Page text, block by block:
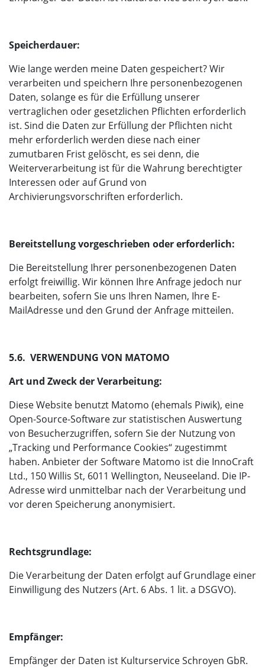
Speicherdauer:
Wie lange werden meine Daten gespeichert? Wir
verarbeiten und speichern Ihre personenbezogenen
Daten, solange es für die Erfüllung unserer
vertraglichen oder gesetzlichen Pflichten erforderlich
ist. Sind die Daten zur Erfüllung der Pflichten nicht
mehr erforderlich werden diese nach einer
zumutbaren Frist gelöscht, es sei denn, die
Weiterverarbeitung ist für die Wahrung berechtigter
Interessen oder auf Grund von
Archivierungsvorschriften erforderlich.
Bereitstellung vorgeschrieben oder erforderlich:
Die Bereitstellung Ihrer personenbezogenen Daten
erfolgt freiwillig. Wir können Ihre Anfrage jedoch nur
bearbeiten, sofern Sie uns Ihren Namen, Ihre E-
MailAdresse und den Grund der Anfrage mitteilen.
5.6. VERWENDUNG VON MATOMO
Art und Zweck der Verarbeitung:
Diese Website benutzt Matomo (ehemals Piwik), eine
Open-Source-Software zur statistischen Auswertung
von Besucherzugriffen, sofern Sie der Nutzung von
„Tracking und Performance Cookies“ zugestimmt
haben. Anbieter der Software Matomo ist die InnoCraft
Ltd., 150 Willis St, 6011 Wellington, Neuseeland. Die IP-
Adresse wird unmittelbar nach der Verarbeitung und
vor deren Speicherung anonymisiert.
Rechtsgrundlage:
Die Verarbeitung der Daten erfolgt auf Grundlage einer
Einwilligung des Nutzers (Art. 6 Abs. 1 lit. a DSGVO).
Empfänger:
Empfänger der Daten ist Kulturservice Schroyen GbR.